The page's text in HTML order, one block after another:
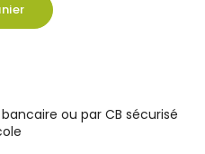
ou par CB sécurisé